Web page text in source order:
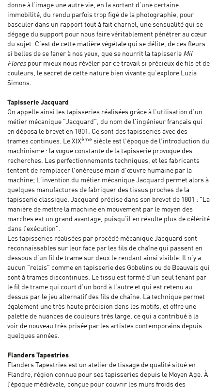
donne à l’image une autre vie, en la sortant d’une certaine
immobilité, du rendu parfois trop figé de la photographie, pour
basculer dans un rapport tout à fait charnel, une sensualité qui se
dégage du support pour nous faire véritablement pénétrer au cœur
du sujet. C’est de cette matière végétale qui se délite, de ces fleurs
si belles de se faner à nos yeux, que se nourrit la tapisserie Mil
Florespour mieux nous révéler par ce travail si précieux de fils et de
couleurs, le secret de cette nature bien vivante qu’explore Luzia
Simons.
Tapisserie Jacquard
On appelle ainsi les tapisseries réalisées grâce à l'utilisation d'un
métier mécanique "Jacquard", du nom de l'ingénieur français qui
en déposa le brevet en 1801. Ce sont des tapisseries avec des
trames continues. Le XIXème siècle est l'époque de l'introduction du
machinisme : la vogue constante de la tapisserie provoque des
recherches. Les perfectionnements techniques, et les fabricants
tentent de remplacer l'onéreuse main d'œuvre humaine par la
machine; L'invention du métier mécanique Jacquard permet alors à
quelques manufactures de fabriquer des tissus proches de la
tapisserie classique. Jacquard précise dans son brevet de 1801 : "La
manière de mettre la machine en mouvement par le moyen des
marches est un grand avantage, puisqu’il en résulte plus de célérité
dans l’exécution".
Les tapisseries réalisées par procédé mécanique Jacquard sont
reconnaissables sur leur face par les fils de chaîne qui passent en
dessous d'un fil de trame sur deux le rendant ainsi visible. Il n'y a
aucun "relais" comme en tapisserie des Gobelins ou de Beauvais qui
sont à trames discontinues. Le tissu est formé d'un seul tenant par
le fil de trame qui court d'un bord à l'autre et qui est retenu au
dessus par le jeu alternatif des fils de chaîne. La technique permet
également une très haute précision dans les motifs, et offre une
palette de nuances de couleurs très large, ce qui a contribué à la
voir de nouveau très prisée par les artistes contemporains depuis
quelques années.
Flanders Tapestries
Flanders Tapestries est un atelier de tissage de qualité situé en
Flandre, région connue pour ses tapisseries depuis le Moyen Age. À
l’époque médiévale, conçue pour couvrir les murs froids des